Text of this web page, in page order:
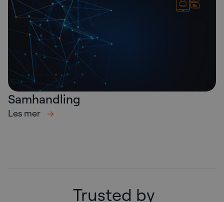
Samhandling
Les mer
Trusted by